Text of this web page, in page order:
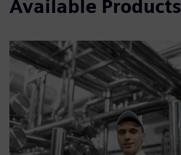
Available Products